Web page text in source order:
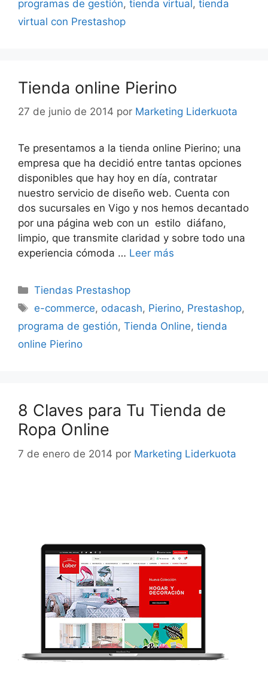
programas de gestión, tienda virtual , tienda
virtual con Prestashop
Tienda online Pierino
27 de junio de 2014 por Marketing Liderkuota
Te presentamos a la tienda online Pierino; una
empresa que ha decidió entre tantas opciones
disponibles que hay hoy en día, contratar
nuestro servicio de diseño web. Cuenta con
dos sucursales en Vigo y nos hemos decantado
por una página web con un estilo diáfano,
limpio, que transmite claridad y sobre todo una
experiencia cómoda … Leer más
Categorías
Tiendas Prestashop
Etiquetas
e-commerce, odacash, Pierino, Prestashop,
programa de gestión, Tienda Online, tienda
online Pierino
8 Claves para Tu Tienda de
Ropa Online
7 de enero de 2014 por Marketing Liderkuota